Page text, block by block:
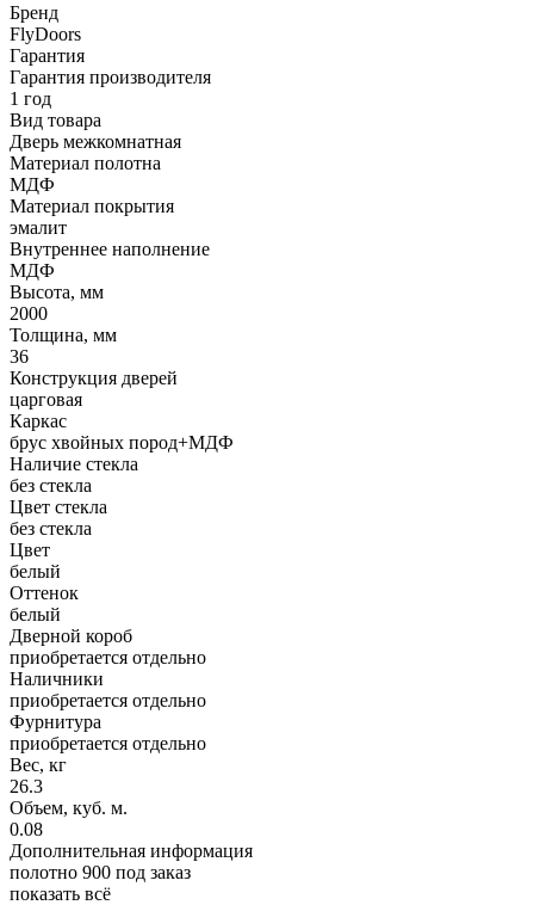
Бренд
FlyDoors
Гарантия
Гарантия производителя
1 год
Вид товара
Дверь межкомнатная
Материал полотна
МДФ
Материал покрытия
эмалит
Внутреннее наполнение
МДФ
Высота, мм
2000
Толщина, мм
36
Конструкция дверей
царговая
Каркас
брус хвойных пород+МДФ
Наличие стекла
без стекла
Цвет стекла
без стекла
Цвет
белый
Оттенок
белый
Дверной короб
приобретается отдельно
Наличники
приобретается отдельно
Фурнитура
приобретается отдельно
Вес, кг
26.3
Объем, куб. м.
0.08
Дополнительная информация
полотно 900 под заказ
показать всё